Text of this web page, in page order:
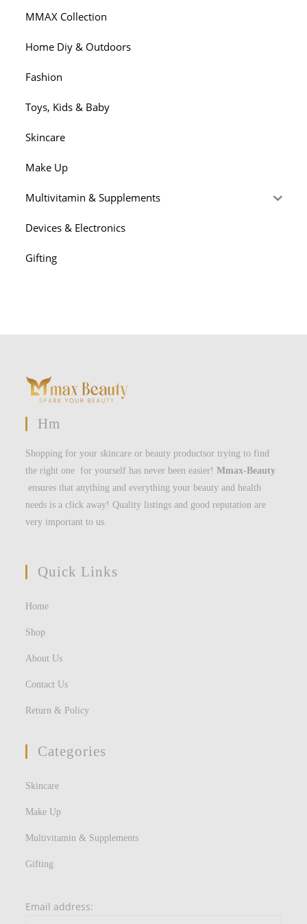
MMAX Collection
Home Diy & Outdoors
Fashion
Toys, Kids & Baby
Skincare
Make Up
Multivitamin & Supplements
Devices & Electronics
Gifting
Hm
Shopping for your skincare or beauty productsor trying to find
the right one for yourself has never been easier!Mmax-Beauty
ensures that anything and everything your beauty and health
needs is a click away! Quality listings and good reputation are
very important to us.
Quick Links
Home
Shop
About Us
Contact Us
Return & Policy
Categories
Skincare
Make Up
Multivitamin & Supplements
Gifting
Email address: